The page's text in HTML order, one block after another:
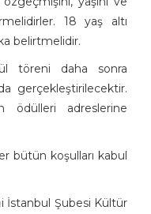
18 yaş altı
belirtmelidir.
töreni daha sonra
gerçekleştirilecektir.
ödülleri adreslerine
bütün koşulları kabul
İstanbul Şubesi Kültür